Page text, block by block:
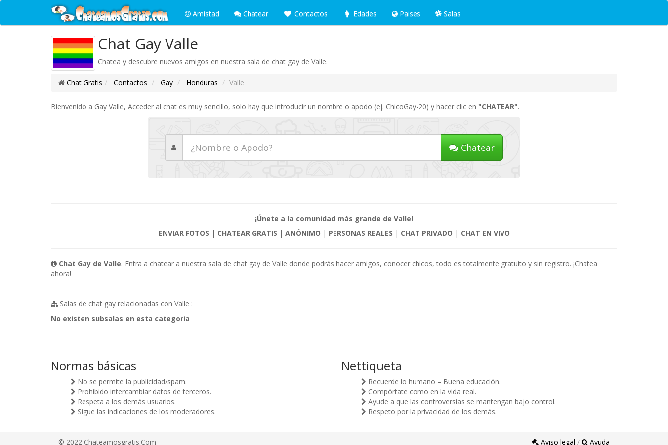
Amistad Chatear Contactos Edades Paises Salas
Chat Gay Valle
Chatea y descubre nuevos amigos en nuestra sala de chat gay de Valle.
Chat Gratis Contactos Gay Honduras Valle
Bienvenido a Gay Valle, Acceder al chat es muy sencillo, solo hay que introducir un nombre o apodo (ej. ChicoGay-20) y hacer clic en "CHATEAR".
Chatear
¡Únete a la comunidad más grande de Valle!
ENVIAR FOTOS | CHATEAR GRATIS | ANÓNIMO | PERSONAS REALES | CHAT PRIVADO | CHAT EN VIVO
Chat Gay de Valle. Entra a chatear a nuestra sala de chat gay de Valle donde podrás hacer amigos, conocer chicos, todo es totalmente gratuito y sin registro. ¡Chatea
ahora!
Salas de chat gay relacionadas con Valle :
No existen subsalas en esta categoria
Normas básicas
No se permite la publicidad/spam.
Prohibido intercambiar datos de terceros.
Respeta a los demás usuarios.
Sigue las indicaciones de los moderadores.
Nettiqueta
Recuerde lo humano – Buena educación.
Compórtate como en la vida real.
Ayude a que las controversias se mantengan bajo control.
Respeto por la privacidad de los demás.
© 2022 Chateamosgratis.Com Aviso legal / Ayuda